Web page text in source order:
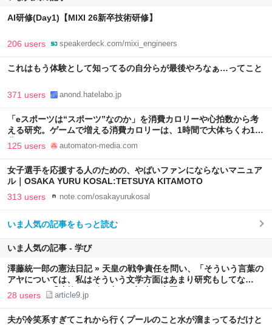
AI研修(Day1)【MIXI 26新卒技術研修】
206 users speakerdeck.com/mixi_engineers
これはもう体験として知ってるの自分らが最後やろなぁ…ってこと
371 users anond.hatelabo.jp
「eスポーツは“スポーツ”なのか」を消費カロリーや心拍数から考
える研究。ゲームで増える消費カロリーは、1時間で大体ちくわ1本
分 - AUTOMATON
125 users automaton-media.com
女子選手を応援する人のための、やばいファンにならないマニュア
ル｜OSAKA YURU KOSAL:TETSUYA KITAMOTO
313 users note.com/osakayurukosal
いま人気の記事をもっと読む
いま人気の記事 - 学び
澤藤統一郎の憲法日記 » 天皇の戦争責任を問い、「そういう言葉の
アヤについては、私はそういう文学方面はあまり研究もしてな
い…」との「迷答」を引き出した記者の来歴
28 users article9.jp
夫が冷笑系すぎてこれから行くプールのこと水が溜まってるだけと